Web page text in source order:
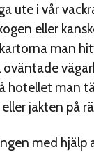
ute i vår
eller
man
oväntade
hotellet man
jakten på
med